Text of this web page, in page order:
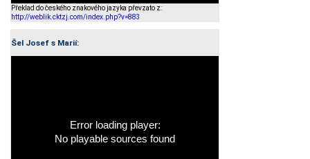
Překlad do českého znakového jazyka převzato z:
http://weblik.cktzj.com/index.php?v=883
Šel Josef s Marií:
Error loading player:
No playable sources found